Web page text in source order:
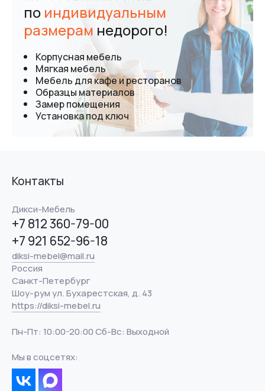
по индивидуальным
размерам недорого!
Корпусная мебель
Мягкая мебель
Мебель для кафе и ресторанов
Образцы материалов
Замер помещения
Установка под ключ
Контакты
Дикси-Мебель
+7 812 360-79-00
+7 921 652-96-18
diksi-mebel@mail.ru
Россия
Санкт-Петербург
Шоу-рум ул. Бухарестская, д. 43
https://diksi-mebel.ru
Пн-Пт: 10:00-20:00 Сб-Вс: Выходной
Мы в соцсетях: